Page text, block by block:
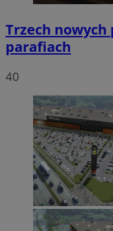
Trzech nowych
parafiach
40